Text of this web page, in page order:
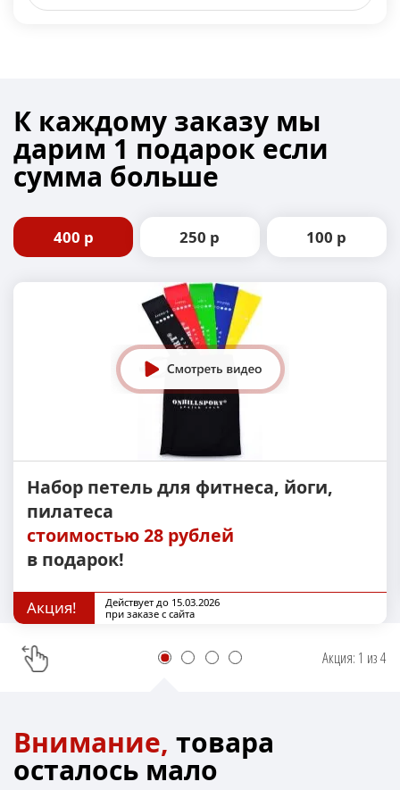
К каждому заказу мы
дарим 1 подарокесли
сумма больше
400 р 250 р 100 р
Набор петель для фитнеса, йоги,
пилатеса
стоимостью 28 рублей
в подарок!
Акция!
Действует до 15.03.2026
при заказе с сайта
Акция: 1 из4
Внимание, товара
осталось мало